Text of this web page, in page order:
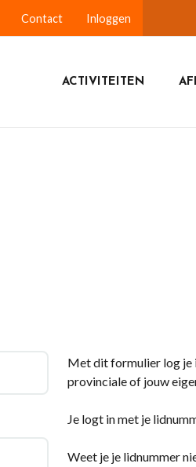
Contact Inloggen
ACTIVITEITEN
Met dit formulier log je
provinciale of jouw
Je logt in met je
Weet je je lidnummer